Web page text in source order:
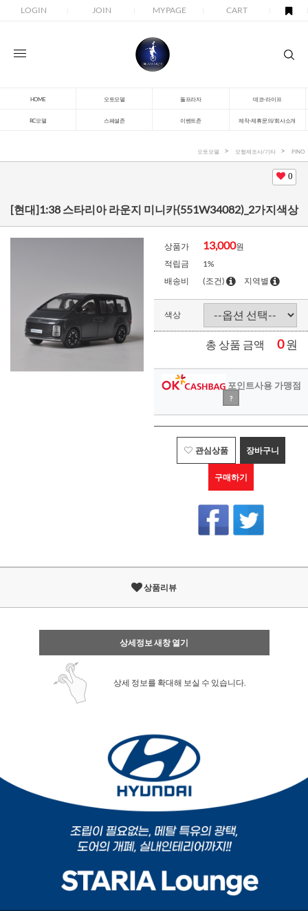
LOGIN JOIN MYPAGE CART
HOME 오토모델 돌프라자 데코-라이프
RC모델 스페셜존 이벤트존 제작-제휴문의/회사소개
오토모델 모형제조사/기타 PINO
0
[현대]1:38 스타리아 라운지 미니카(551W34082)_2가지색상
상품가 13,000원
적립금
1%
배송비
(조건) 지역별
색상
총 상품 금액 0원
포인트사용 가맹점
?
관심상품 장바구니
구매하기
상품리뷰
상세정보 새창 열기
상세 정보를 확대해 보실 수 있습니다.